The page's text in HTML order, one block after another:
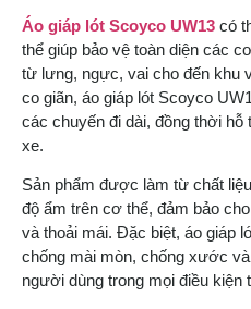
Áo giáp lót Scoyco UW13 có
thể giúp bảo vệ toàn diện các
từ lưng, ngực, vai cho đến khu
co giãn, áo giáp lót Scoyco
các chuyến đi dài, đồng thời
xe.
Sản phẩm được làm từ chất
độ ẩm trên cơ thể, đảm bảo
và thoải mái. Đặc biệt, áo giáp
chống mài mòn, chống xước
người dùng trong mọi điều kiện